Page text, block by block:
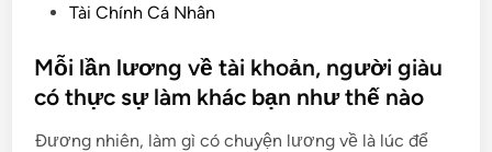
Tài Chính Cá Nhân
Mỗi lần lương về tài khoản, người giàu
có thực sự làm khác bạn như thế nào
Đương nhiên, làm gì có chuyện lương về là lúc để